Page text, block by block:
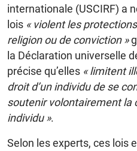
internationale (USCIRF) a
lois « violent les
religion ou de conviction »
la Déclaration universelle
précise qu’elles « limitent
droit d’un individu de se
soutenir volontairement la
individu ».
Selon les experts, ces lois